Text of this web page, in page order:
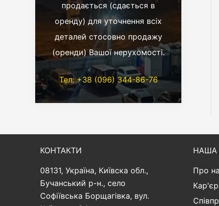
продається (сдається в
оренду) для уточнення всіх
деталей стосовно продажу
(оренди) Вашої нерухомості.
Тел: +38 (096) 344-86-76
КОНТАКТИ
08131, Україна, Київска обл.,
Бучанський р-н., село
Софіївська Борщагівка, вул.
НАША
Про